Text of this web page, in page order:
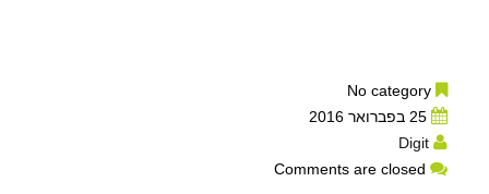
25 בפברואר 2016
Digit
Comments are closed